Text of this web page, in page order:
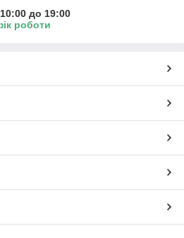
до 19:00
роботи